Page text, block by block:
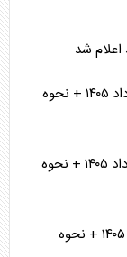
شد
جدول قطعی برق استان تهران فردا جمعه ۱۶ مرداد ۱۴۰۵ + نحوه
جدول قطعی برق استان فارس فردا جمعه ۱۶ مرداد ۱۴۰۵ + نحوه
جدول قطعی برق استان قم فردا جمعه ۱۶ مرداد ۱۴۰۵ + نحوه